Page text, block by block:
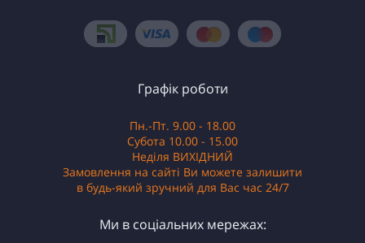
Графік роботи
Пн.-Пт. 9.00 - 18.00
Субота 10.00 - 15.00
Неділя ВИХІДНИЙ
Замовлення на сайті Ви можете залишити
в будь-який зручний для Вас час 24/7
Ми в соціальних мережах: